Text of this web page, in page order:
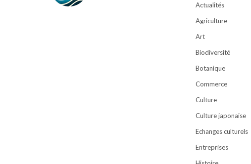
Actualités
Agriculture
Art
Biodiversité
Botanique
Commerce
Culture
Culture japonaise
Echanges culturels
Entreprises